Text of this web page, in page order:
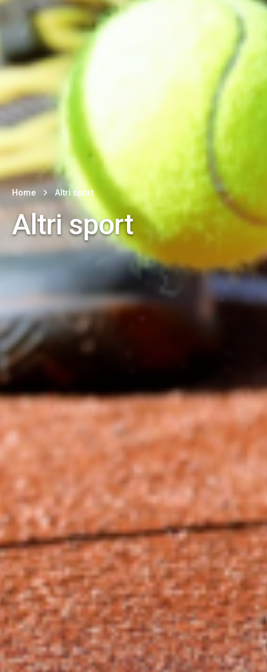
Home Altri sport
Altri sport